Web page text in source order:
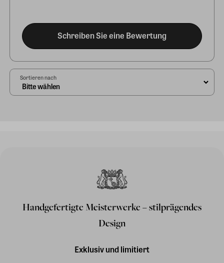
Schreiben Sie eine Bewertung
Sortieren nach
Handgefertigte Meisterwerke – stilprägendes
Design
Exklusiv und limitiert